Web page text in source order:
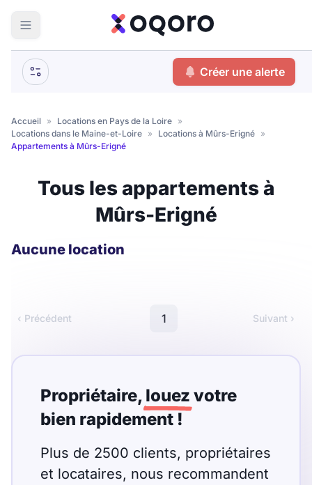
Votre
Que recherchez-vous ?
Coliving
Meublé
Montant du loyer
€
€
Nombre de pièces
recherche
Créer une alerte
Accueil » Locations en Pays de la Loire »
Locations dans le Maine-et-Loire » Locations à Mûrs-Erigné »
Appartements à Mûrs-Erigné
Tous les appartements à
Mûrs-Erigné
Aucune location
‹ Précédent 1 Suivant ›
Propriétaire, louez votre
bien rapidement !
Plus de 2500 clients, propriétaires
et locataires, nous recommandent